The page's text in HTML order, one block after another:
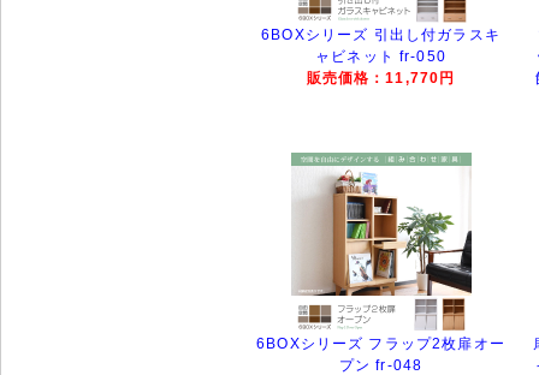
6BOXシリーズ 引出し付ガラスキ
ャビネット fr-050
販売価格：11,770円
6BOXシリーズ フラップ2枚扉オー
プン fr-048